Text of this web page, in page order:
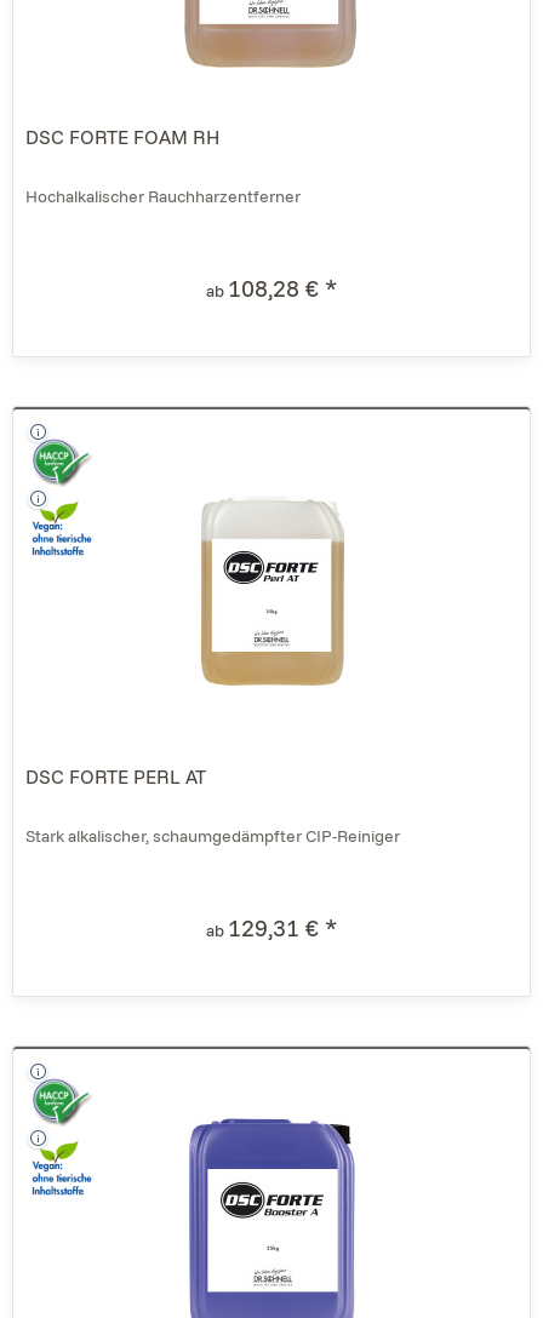
DSC FORTE FOAM RH
Hochalkalischer Rauchharzentferner
ab 108,28 € *
DSC FORTE PERL AT
Stark alkalischer, schaumgedämpfter CIP-Reiniger
ab 129,31 € *